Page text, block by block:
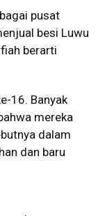
pusat
besi Luwu
berarti
16. Banyak
mereka
dalam
dan baru